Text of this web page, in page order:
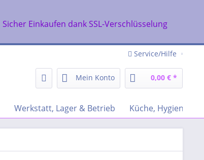
Sicher Einkaufen dank SSL-Verschlüsselung
Service/Hilfe
Mein Konto 0,00 € *
Werkstatt, Lager & Betrieb Küche, Hygiene &